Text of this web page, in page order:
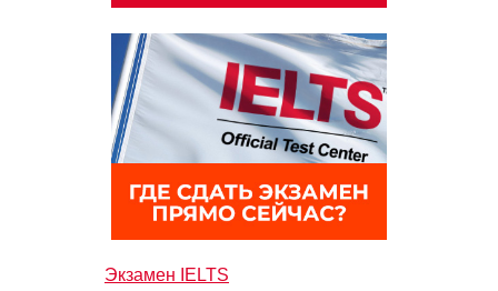
Экзамен IELTS